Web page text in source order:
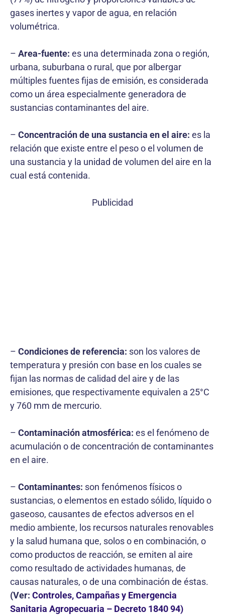
gases inertes y vapor de agua, en relación
volumétrica.
– Area-fuente: es una determinada zona o región,
urbana, suburbana o rural, que por albergar
múltiples fuentes fijas de emisión, es considerada
como un área especialmente generadora de
sustancias contaminantes del aire.
– Concentración de una sustancia en el aire: es la
relación que existe entre el peso o el volumen de
una sustancia y la unidad de volumen del aire en la
cual está contenida.
Publicidad
– Condiciones de referencia: son los valores de
temperatura y presión con base en los cuales se
fijan las normas de calidad del aire y de las
emisiones, que respectivamente equivalen a 25°C
y 760 mm de mercurio.
– Contaminación atmosférica: es el fenómeno de
acumulación o de concentración de contaminantes
en el aire.
– Contaminantes: son fenómenos físicos o
sustancias, o elementos en estado sólido, líquido o
gaseoso, causantes de efectos adversos en el
medio ambiente, los recursos naturales renovables
y la salud humana que, solos o en combinación, o
como productos de reacción, se emiten al aire
como resultado de actividades humanas, de
causas naturales, o de una combinación de éstas.
(Ver: Controles, Campañas y Emergencia
Sanitaria Agropecuaria – Decreto 1840 94)